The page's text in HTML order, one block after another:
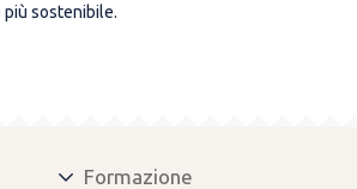
sostenibile.
Formazione